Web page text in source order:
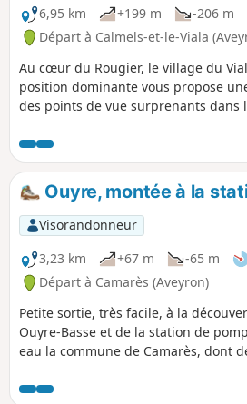
Saint-Affrique. À Saint-Affrique
le Pont Vieux, la cathédrale, les
anciennes ruelles ...
6,95 km
+199 m -206 m
Départ à Calmels-et-le-Viala
Au cœur du Rougier, le village du
position dominante vous propose
des points de vue surprenants dans
Ouyre, montée à la
Visorandonneur
3,23 km
+67 m -65 m
Départ à Camarès (Aveyron)
Petite sortie, très facile, à la
Ouyre-Basse et de la station de
eau la commune de Camarès, dont